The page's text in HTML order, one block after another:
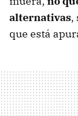
alternativas,
que está